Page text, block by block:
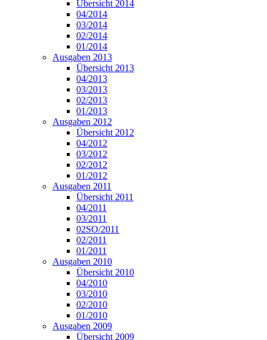
Übersicht 2014
04/2014
03/2014
02/2014
01/2014
Ausgaben 2013
Übersicht 2013
04/2013
03/2013
02/2013
01/2013
Ausgaben 2012
Übersicht 2012
04/2012
03/2012
02/2012
01/2012
Ausgaben 2011
Übersicht 2011
04/2011
03/2011
02SO/2011
02/2011
01/2011
Ausgaben 2010
Übersicht 2010
04/2010
03/2010
02/2010
01/2010
Ausgaben 2009
Übersicht 2009